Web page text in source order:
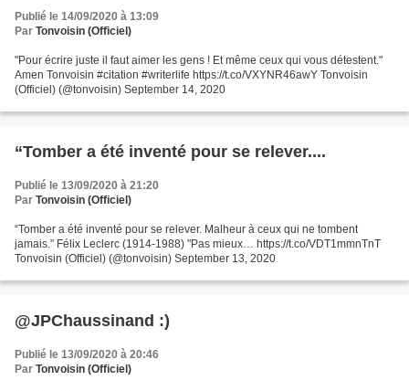
Publié le 14/09/2020 à 13:09
Par Tonvoisin (Officiel)
"Pour écrire juste il faut aimer les gens ! Et même ceux qui vous détestent."
Amen Tonvoisin #citation #writerlife https://t.co/VXYNR46awY Tonvoisin
(Officiel) (@tonvoisin) September 14, 2020
“Tomber a été inventé pour se relever....
Publié le 13/09/2020 à 21:20
Par Tonvoisin (Officiel)
“Tomber a été inventé pour se relever. Malheur à ceux qui ne tombent
jamais.” Félix Leclerc (1914-1988) "Pas mieux… https://t.co/VDT1mmnTnT
Tonvoisin (Officiel) (@tonvoisin) September 13, 2020
@JPChaussinand :)
Publié le 13/09/2020 à 20:46
Par Tonvoisin (Officiel)